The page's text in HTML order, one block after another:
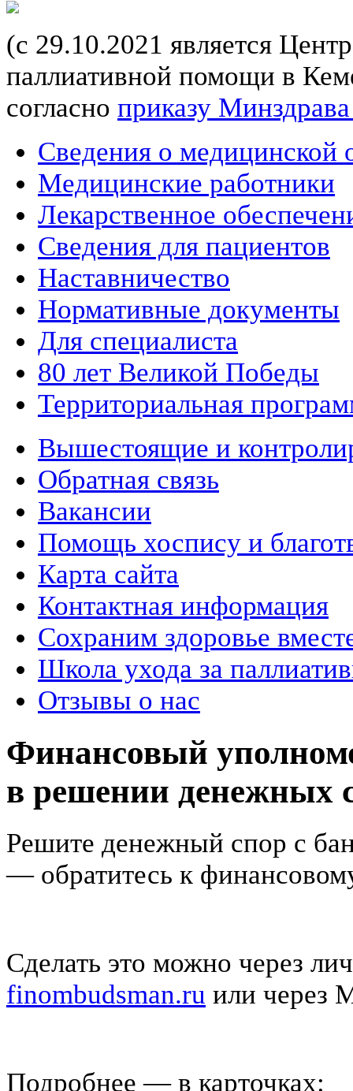
(с 29.10.2021 является
паллиативной помощи в
согласно приказу
Сведения о медицинской
Медицинские работники
Лекарственное
Сведения для пациентов
Наставничество
Нормативные документы
Для специалиста
80 лет Великой Победы
Территориальная
Вышестоящие и
Обратная связь
Вакансии
Помощь хоспису и
Карта сайта
Контактная информация
Сохраним здоровье
Школа ухода за
Отзывы о нас
Финансовый
в решении денежных
Решите денежный спор с
— обратитесь к
Сделать это можно через
finombudsman.ru или через
Подробнее — в карточках: